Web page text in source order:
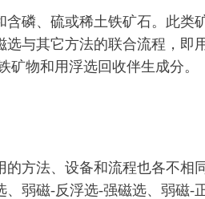
磷、硫或稀土铁矿石。此类
与其它方法的联合流程，即
物和用浮选回收伴生成分。
方法、设备和流程也各不相
弱磁-反浮选-强磁选、弱磁-